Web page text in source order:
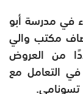
في مدرسة أبو
مكتب والي
من العروض
التعامل مع
تسونامي.